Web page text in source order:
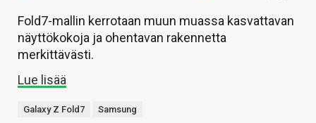
Fold7-mallin kerrotaan muun muassa kasvattavan
näyttökokoja ja ohentavan rakennetta
merkittävästi.
Lue lisää
Galaxy Z Fold7 Samsung